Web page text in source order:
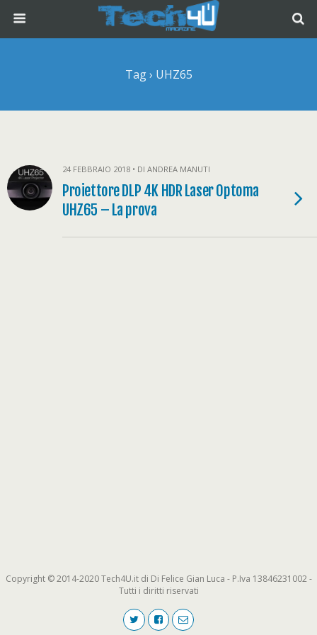
Tag › UHZ65
24 FEBBRAIO 2018 • DI ANDREA MANUTI
Proiettore DLP 4K HDR Laser Optoma
UHZ65 – La prova
Copyright © 2014-2020 Tech4U.it di Di Felice Gian Luca - P.Iva 13846231002 -
Tutti i diritti riservati